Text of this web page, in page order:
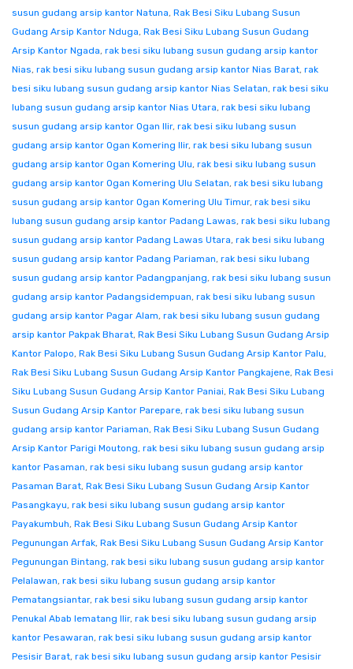
susun gudang arsip kantor Natuna, Rak Besi Siku Lubang Susun
Gudang Arsip Kantor Nduga, Rak Besi Siku Lubang Susun Gudang
Arsip Kantor Ngada, rak besi siku lubang susun gudang arsip kantor
Nias, rak besi siku lubang susun gudang arsip kantor Nias Barat, rak
besi siku lubang susun gudang arsip kantor Nias Selatan, rak besi siku
lubang susun gudang arsip kantor Nias Utara, rak besi siku lubang
susun gudang arsip kantor Ogan Ilir, rak besi siku lubang susun
gudang arsip kantor Ogan Komering Ilir, rak besi siku lubang susun
gudang arsip kantor Ogan Komering Ulu, rak besi siku lubang susun
gudang arsip kantor Ogan Komering Ulu Selatan, rak besi siku lubang
susun gudang arsip kantor Ogan Komering Ulu Timur, rak besi siku
lubang susun gudang arsip kantor Padang Lawas, rak besi siku lubang
susun gudang arsip kantor Padang Lawas Utara, rak besi siku lubang
susun gudang arsip kantor Padang Pariaman, rak besi siku lubang
susun gudang arsip kantor Padangpanjang, rak besi siku lubang susun
gudang arsip kantor Padangsidempuan, rak besi siku lubang susun
gudang arsip kantor Pagar Alam, rak besi siku lubang susun gudang
arsip kantor Pakpak Bharat, Rak Besi Siku Lubang Susun Gudang Arsip
Kantor Palopo, Rak Besi Siku Lubang Susun Gudang Arsip Kantor Palu,
Rak Besi Siku Lubang Susun Gudang Arsip Kantor Pangkajene, Rak Besi
Siku Lubang Susun Gudang Arsip Kantor Paniai, Rak Besi Siku Lubang
Susun Gudang Arsip Kantor Parepare, rak besi siku lubang susun
gudang arsip kantor Pariaman, Rak Besi Siku Lubang Susun Gudang
Arsip Kantor Parigi Moutong, rak besi siku lubang susun gudang arsip
kantor Pasaman, rak besi siku lubang susun gudang arsip kantor
Pasaman Barat, Rak Besi Siku Lubang Susun Gudang Arsip Kantor
Pasangkayu, rak besi siku lubang susun gudang arsip kantor
Payakumbuh, Rak Besi Siku Lubang Susun Gudang Arsip Kantor
Pegunungan Arfak, Rak Besi Siku Lubang Susun Gudang Arsip Kantor
Pegunungan Bintang, rak besi siku lubang susun gudang arsip kantor
Pelalawan, rak besi siku lubang susun gudang arsip kantor
Pematangsiantar, rak besi siku lubang susun gudang arsip kantor
Penukal Abab lematang Ilir, rak besi siku lubang susun gudang arsip
kantor Pesawaran, rak besi siku lubang susun gudang arsip kantor
Pesisir Barat, rak besi siku lubang susun gudang arsip kantor Pesisir